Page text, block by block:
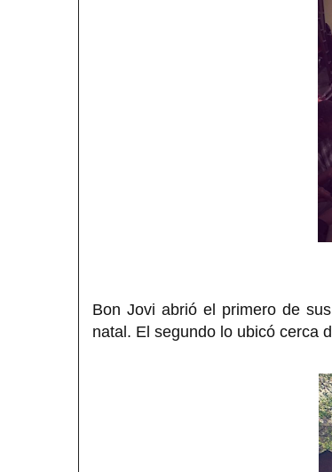
Bon Jovi abrió el primero de
natal. El segundo lo ubicó cerca